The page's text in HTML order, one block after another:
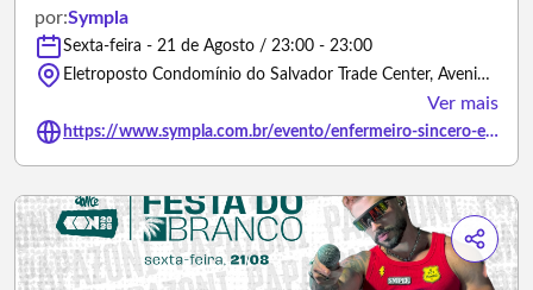
por:Sympla
Sexta-feira - 21 de Agosto / 23:00 - 23:00
Eletroposto Condomínio do Salvador Trade Center, Avenida Tancredo Neves - Salvador/Bahia
Ver mais
https://www.sympla.com.br/evento/enfermeiro-sincero-em-salvador/3491726